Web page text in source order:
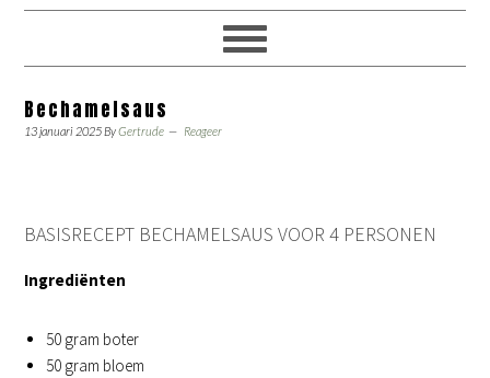
Bechamelsaus
13 januari 2025ByGertrude Reageer
BASISRECEPT BECHAMELSAUS VOOR 4 PERSONEN
Ingrediënten
50 gram boter
50 gram bloem